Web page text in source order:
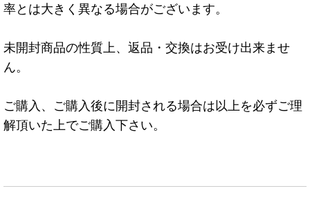
率とは大きく異なる場合がございます。
未開封商品の性質上、返品・交換はお受け出来ませ
ん。
ご購入、ご購入後に開封される場合は以上を必ずご理
解頂いた上でご購入下さい。